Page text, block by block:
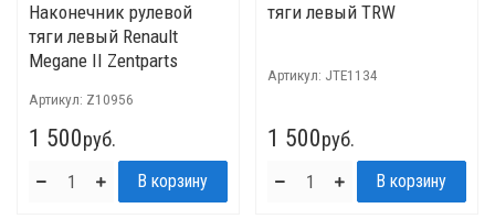
Наконечник рулевой
тяги левый Renault
Megane II Zentparts
Артикул: Z10956
1 500руб.
тяги левый TRW
Артикул: JTE1134
1 500руб.